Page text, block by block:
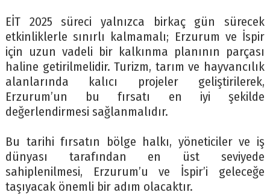
EİT 2025 süreci yalnızca birkaç gün sürecek
etkinliklerle sınırlı kalmamalı; Erzurum ve İspir
için uzun vadeli bir kalkınma planının parçası
haline getirilmelidir. Turizm, tarım ve hayvancılık
alanlarında kalıcı projeler geliştirilerek,
Erzurum’un bu fırsatı en iyi şekilde
değerlendirmesi sağlanmalıdır.
Bu tarihi fırsatın bölge halkı, yöneticiler ve iş
dünyası tarafından en üst seviyede
sahiplenilmesi, Erzurum’u ve İspir’i geleceğe
taşıyacak önemli bir adım olacaktır.